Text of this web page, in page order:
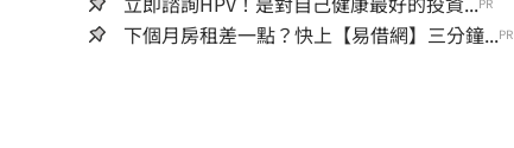
下個月房租差一點？快上【易借網】三分鐘...PR